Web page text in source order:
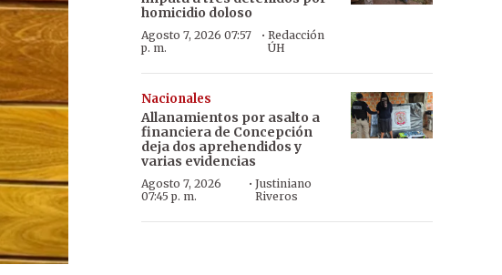
homicidio doloso
Agosto 7, 2026 07:57
p. m.
· Redacción
ÚH
Nacionales
Allanamientos por asalto a
financiera de Concepción
deja dos aprehendidos y
varias evidencias
Agosto 7, 2026
07:45 p. m.
·Justiniano
Riveros